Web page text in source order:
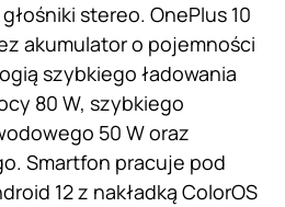
stereo. OnePlus 10
akumulator o pojemności
szybkiego ładowania
80 W, szybkiego
50 W oraz
Smartfon pracuje pod
12 z nakładką ColorOS